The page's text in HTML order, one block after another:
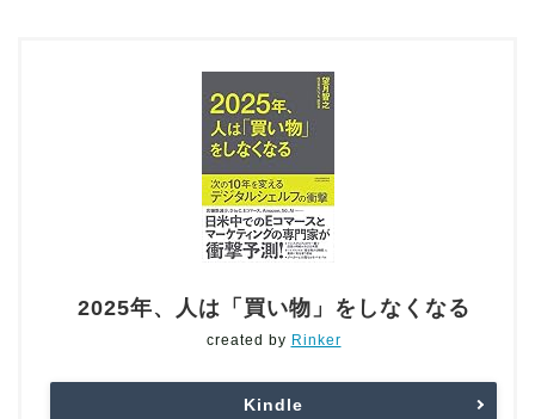
2025年、人は「買い物」をしなくなる
created by Rinker
Kindle